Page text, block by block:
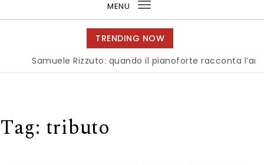
MENU
Toggle
navigation
TRENDING NOW
Samuele Rizzuto: quando il pianoforte racconta l’anima
Tag: tributo